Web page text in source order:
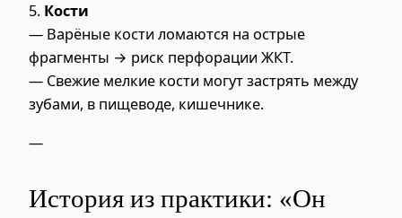
5. Кости
— Варёные кости ломаются на острые
фрагменты → риск перфорации ЖКТ.
— Свежие мелкие кости могут застрять между
зубами, в пищеводе, кишечнике.
—
История из практики: «Он